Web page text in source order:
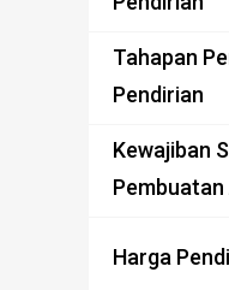
Tahapan
Pendirian
Kewajiban
Harga